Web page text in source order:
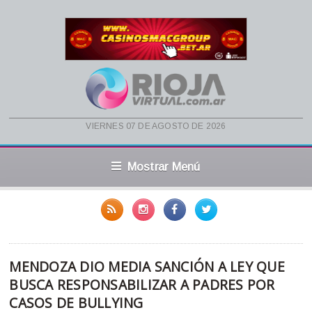
viernes 07 de agosto de 2026
Mostrar Menú
MENDOZA DIO MEDIA SANCIÓN A LEY QUE
BUSCA RESPONSABILIZAR A PADRES POR
CASOS DE BULLYING